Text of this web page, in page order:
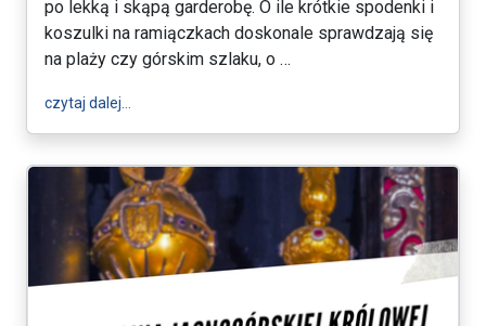
po lekką i skąpą garderobę. O ile krótkie spodenki i
koszulki na ramiączkach doskonale sprawdzają się
na plaży czy górskim szlaku, o …
czytaj dalej…